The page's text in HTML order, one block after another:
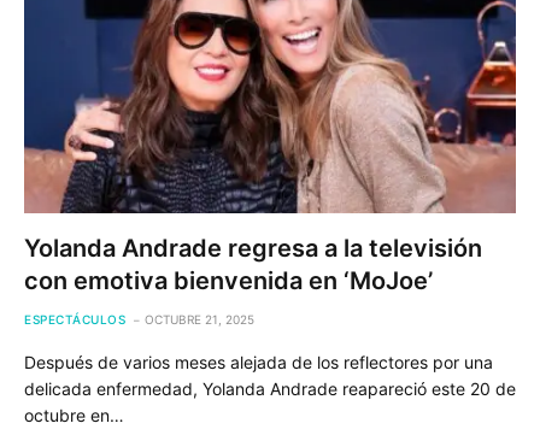
Yolanda Andrade regresa a la televisión
con emotiva bienvenida en ‘MoJoe’
ESPECTÁCULOS OCTUBRE 21, 2025
Después de varios meses alejada de los reflectores por una
delicada enfermedad, Yolanda Andrade reapareció este 20 de
octubre en…